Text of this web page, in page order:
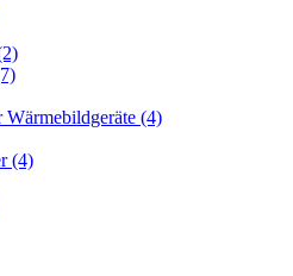
Wärmebildgeräte (4)
(4)